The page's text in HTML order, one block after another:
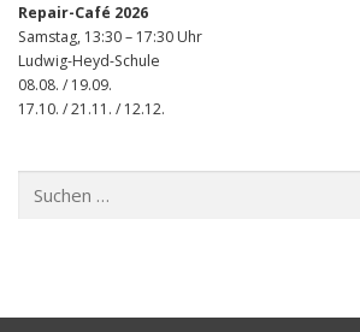
Repair-Café 2026
Samstag, 13:30 – 17:30 Uhr
Ludwig-Heyd-Schule
08.08. / 19.09.
17.10. / 21.11. / 12.12.
nach: